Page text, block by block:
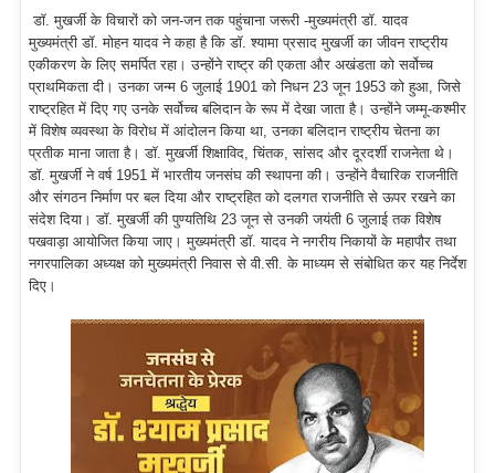
डॉ. मुखर्जी के विचारों को जन-जन तक पहुंचाना जरूरी -मुख्यमंत्री डॉ. यादव
मुख्यमंत्री डॉ. मोहन यादव ने कहा है कि डॉ. श्यामा प्रसाद मुखर्जी का जीवन राष्ट्रीय
एकीकरण के लिए समर्पित रहा। उन्होंने राष्ट्र की एकता और अखंडता को सर्वोच्च
प्राथमिकता दी। उनका जन्म 6 जुलाई 1901 को निधन 23 जून 1953 को हुआ, जिसे
राष्ट्रहित में दिए गए उनके सर्वोच्च बलिदान के रूप में देखा जाता है। उन्होंने जम्मू-कश्मीर
में विशेष व्यवस्था के विरोध में आंदोलन किया था, उनका बलिदान राष्ट्रीय चेतना का
प्रतीक माना जाता है। डॉ. मुखर्जी शिक्षाविद, चिंतक, सांसद और दूरदर्शी राजनेता थे।
डॉ. मुखर्जी ने वर्ष 1951 में भारतीय जनसंघ की स्थापना की। उन्होंने वैचारिक राजनीति
और संगठन निर्माण पर बल दिया और राष्ट्रहित को दलगत राजनीति से ऊपर रखने का
संदेश दिया। डॉ. मुखर्जी की पुण्यतिथि 23 जून से उनकी जयंती 6 जुलाई तक विशेष
पखवाड़ा आयोजित किया जाए। मुख्यमंत्री डॉ. यादव ने नगरीय निकायों के महापौर तथा
नगरपालिका अध्यक्ष को मुख्यमंत्री निवास से वी.सी. के माध्यम से संबोधित कर यह निर्देश
दिए।